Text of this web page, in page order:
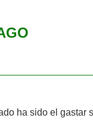
ha sido el gastar